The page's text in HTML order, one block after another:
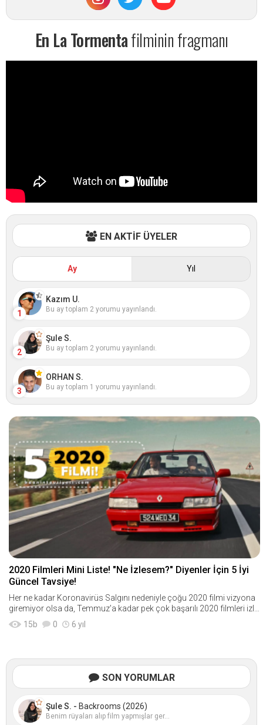
En La Tormentafilminin fragmanı
EN AKTİF ÜYELER
Ay Yıl
1
Kazım U.
Bu ay toplam 2 yorumu yayınlandı.
2
Şule S.
Bu ay toplam 2 yorumu yayınlandı.
3
ORHAN S.
Bu ay toplam 1 yorumu yayınlandı.
2020 Filmleri Mini Liste! "Ne İzlesem?" Diyenler İçin 5 İyi
Güncel Tavsiye!
Her ne kadar Koronavirüs Salgını nedeniyle çoğu 2020 filmi vizyona
giremiyor olsa da, Temmuz'a kadar pek çok başarılı 2020 filmleri izle
dim. Bugün de ta
15b 0 6 yıl
SON YORUMLAR
Şule S. - Backrooms (2026)
Benim rüyaları alıp film yapmışlar ger...